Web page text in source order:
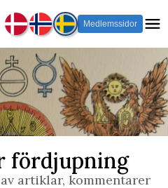
Medlemssidor
fördjupning
artiklar, kommentarer